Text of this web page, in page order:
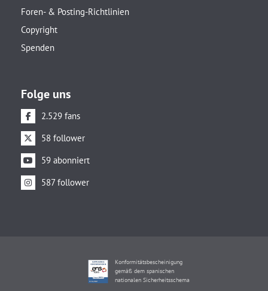
Foren- & Posting-Richtlinien
Copyright
Spenden
Folge uns
2.529 fans
58 follower
59 abonniert
587 follower
Konformitätsbescheinigung
gemäß dem spanischen
nationalen Sicherheitsschema